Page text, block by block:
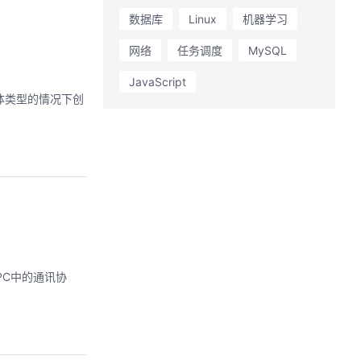
型的情况下创
中的通讯协
数据库 Linux 机器学习
网络 任务调度 MySQL
JavaScript